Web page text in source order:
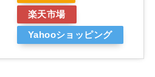
楽天市場
Yahooショッピング